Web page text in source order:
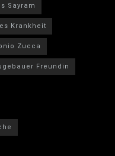
Sayram
Krankheit
Zucca
Freundin